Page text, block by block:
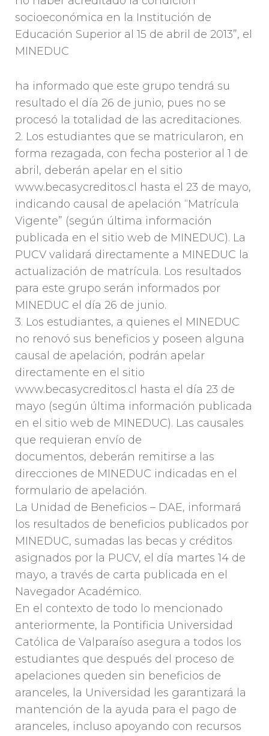
socioeconómica en la Institución de
Educación Superior al 15 de abril de 2013”, el
MINEDUC
ha informado que este grupo tendrá su
resultado el día 26 de junio, pues no se
procesó la totalidad de las acreditaciones.
2. Los estudiantes que se matricularon, en
forma rezagada, con fecha posterior al 1 de
abril, deberán apelar en el sitio
www.becasycreditos.cl hasta el 23 de mayo,
indicando causal de apelación “Matrícula
Vigente” (según última información
publicada en el sitio web de MINEDUC). La
PUCV validará directamente a MINEDUC la
actualización de matrícula. Los resultados
para este grupo serán informados por
MINEDUC el día 26 de junio.
3. Los estudiantes, a quienes el MINEDUC
no renovó sus beneficios y poseen alguna
causal de apelación, podrán apelar
directamente en el sitio
www.becasycreditos.cl hasta el día 23 de
mayo (según última información publicada
en el sitio web de MINEDUC). Las causales
que requieran envío de
documentos, deberán remitirse a las
direcciones de MINEDUC indicadas en el
formulario de apelación.
La Unidad de Beneficios – DAE, informará
los resultados de beneficios publicados por
MINEDUC, sumadas las becas y créditos
asignados por la PUCV, el día martes 14 de
mayo, a través de carta publicada en el
Navegador Académico.
En el contexto de todo lo mencionado
anteriormente, la Pontificia Universidad
Católica de Valparaíso asegura a todos los
estudiantes que después del proceso de
apelaciones queden sin beneficios de
aranceles, la Universidad les garantizará la
mantención de la ayuda para el pago de
aranceles, incluso apoyando con recursos